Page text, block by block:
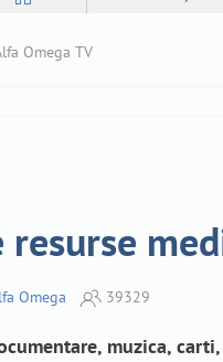
Omega TV
Omega 39329
muzica,